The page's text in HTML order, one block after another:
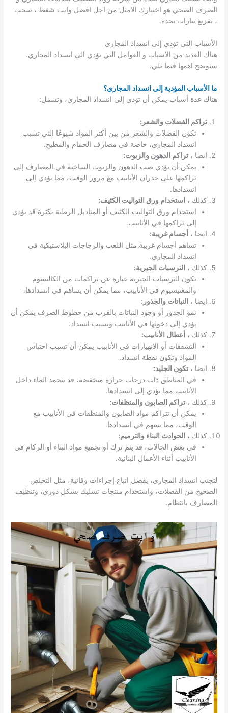
الصرف الصحي هو اختيارك الامثل من اجل افضل وايت شفط ، سحب
، تفريغ بيارات بجدة.
الأسباب التي تؤدي إلى انسداد المجاري
هناك العديد من الاسباب و العوامل التي تؤدي الى انسداد المجاري.
سنوضح اهمها فيما يلي.
ما الأسباب المؤدية إلى انسداد المجاري؟
هناك عدة أسباب يمكن أن تؤدي إلى انسداد المجاري، وتشمل:
تراكم الفضلات والشعر:
تكون الفضلات والشعر من بين أكثر المواد شيوعًا التي تسبب
انسداد المجاري، خاصة في مصارف الحمام والمطبخ.
ايضا ،تراكم الدهون والزيوت:
يمكن أن يؤدي صب الدهون والزيوت الساخنة في المصارف إلى
تراكمها على جدران الأنابيب مع مرور الوقت، مما يؤدي إلى
انسدادها.
كذلك ،
استخدام ورق التواليت الكثيف:
استخدام ورق التواليت الكثيف أو المناديل الرطبة بكثرة قد يؤدي
إلى تراكمها في الأنابيب.
ايضا ،
أجسام غريبة:
تساهم أجسام غريبة مثل اللعب والزجاجات البلاستيكية في
انسداد المجاري.
كذلك ، الترسبات الجيرية:
تكون الترسبات الجيرية عبارة عن تراكمات من الكالسيوم
والمغنيسيوم في الأنابيب، مما يمكن أن يساهم في انسدادها.
ايضا ، النباتات والجذور:
نمو الجذور أو وجود النباتات بالقرب من خطوط الصرف يمكن أن
يؤدي إلى دخولها في الأنابيب وتسبب انسداد.
كذلك ، أعطال الأنابيب:
التشققات أو الانهيارات في الأنابيب يمكن أن تسبب احتباس
المواد وتكون نقطة انسداد.
ايضا ،تكون الجليد:
في المناطق ذات درجات حرارة منخفضة، قد يتجمد الماء داخل
الأنابيب مما يؤدي إلى انسدادها.
كذلك ،تراكم الصابون والمنظفات:
يمكن أن تتراكم مواد الصابون والمنظفات في الأنابيب مع
الوقت، مما يسهم في انسدادها.
كذلك ، الحوادث البناء والترميم:
في بعض الحالات، قد يتم ترك أو تجميع مواد البناء أو الركام في
الأنابيب أثناء الأعمال البنائية.
لتجنب انسداد المجاري، يفضل اتباع إجراءات وقائية، مثل التخلص
الصحيح من الفضلات، واستخدام منتجات تسليك بشكل دوري، وتنظيف
المصارف بانتظام.